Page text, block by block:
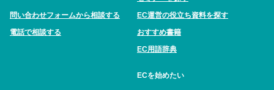
問い合わせフォームから相談する
電話で相談する
EC運営の役立ち資料を探す
おすすめ書籍
EC用語辞典
ECを始めたい